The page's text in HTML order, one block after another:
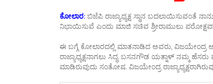
ಕೋಲಾರ: ಬಿಜೆಪಿ ರಾಜ್ಯಾಧ್ಯಕ್ಷ ಸ್ಥಾನ ಬದಲಾಯಿಸುವಂತೆ
ನಿಭಾಯಿಸುವೆ ಎಂದು ಮಾಜಿ ಸಚಿವ ಶ್ರೀರಾಮುಲು
ಈ ಬಗ್ಗೆ ಕೋಲಾರದಲ್ಲಿ ಮಾತನಾಡಿದ ಅವರು, ವಿಜಯೇಂದ್ರ
ರಾಜ್ಯಾಧ್ಯಕ್ಷನಾಗಲು ಸಿದ್ಧ. ಬಸನಗೌಡ ಯತ್ನಾಳ್ ನಮ್ಮ ಹೆಸರು
ಮಾಡಿರುವುದು ಸಂತೋಷ. ವಿಜಯೇಂದ್ರ